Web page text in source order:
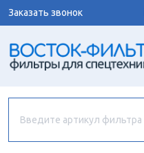
Заказать звонок